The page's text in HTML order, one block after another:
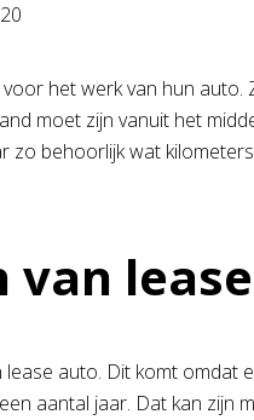
voor het werk van hun
moet zijn vanuit het
zo behoorlijk wat
van
auto. Dit komt omdat
aantal jaar. Dat kan zijn